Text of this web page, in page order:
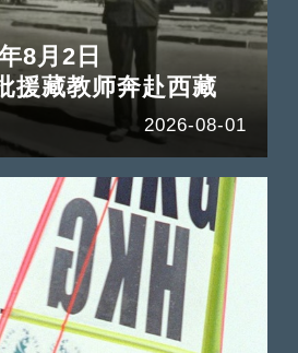
8月2日
援藏教师奔赴西藏
2026-08-01